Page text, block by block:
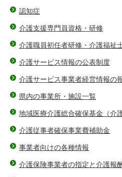
認知症
介護支援専門員資格・研修
介護職員初任者研修・介護福祉
介護サービス情報の公表制度
介護サービス事業者経営情報の
県内の事業所・施設一覧
地域医療介護総合確保基金（介
介護従事者確保事業費補助金
事業者向けの各種情報
介護保険事業者の指定と介護報